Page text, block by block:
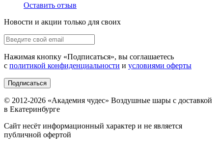
Оставить отзыв
Новости и акции только для своих
Нажимая кнопку «Подписаться», вы соглашаетесь
с политикой конфиденциальности и условиями оферты
Подписаться
© 2012-2026 «Академия чудес» Воздушные шары с доставкой
в Екатеринбурге
Сайт несёт информационный характер и не является
публичной офертой